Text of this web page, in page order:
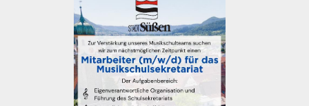
Wirtschaft
Haushalt & Infos
Wirtschaftsförderung